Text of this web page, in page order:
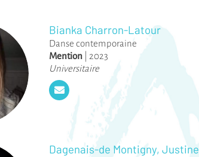
Bianka Charron-Latour
Danse contemporaine
Mention
2023
Universitaire
Dagenais-de Montigny, Justine